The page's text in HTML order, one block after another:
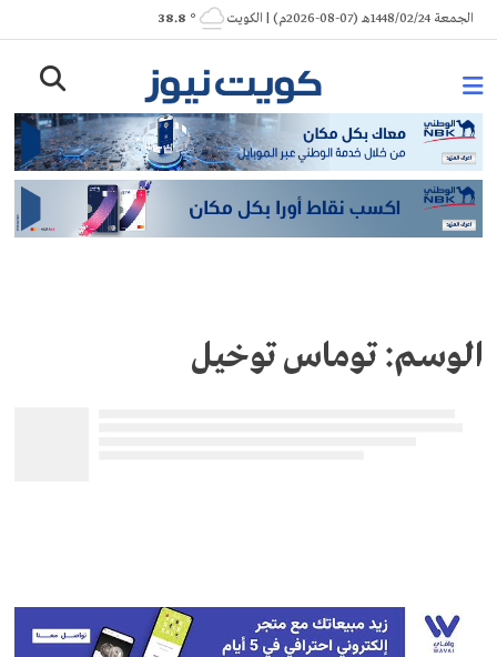
Skip
to
الجمعة 1448/02/24هـ (07-08-2026م) | الكويت ° 38.8
الوسم:توماس توخيل